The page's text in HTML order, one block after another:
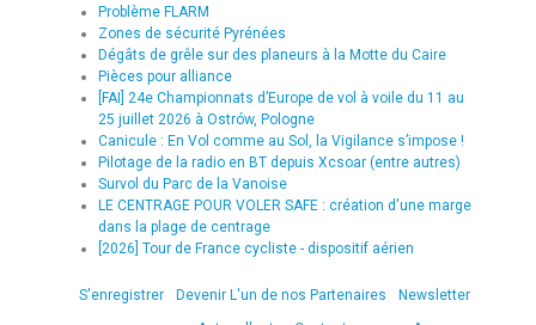
Problème FLARM
Zones de sécurité Pyrénées
Dégâts de grêle sur des planeurs à la Motte du Caire
Pièces pour alliance
[FAI] 24e Championnats d’Europe de vol à voile du 11 au
25 juillet 2026 à Ostrów, Pologne
Canicule : En Vol comme au Sol, la Vigilance s’impose !
Pilotage de la radio en BT depuis Xcsoar (entre autres)
Survol du Parc de la Vanoise
LE CENTRAGE POUR VOLER SAFE : création d'une marge
dans la plage de centrage
[2026] Tour de France cycliste - dispositif aérien
S'enregistrer Devenir L'un de nos Partenaires
Newsletter